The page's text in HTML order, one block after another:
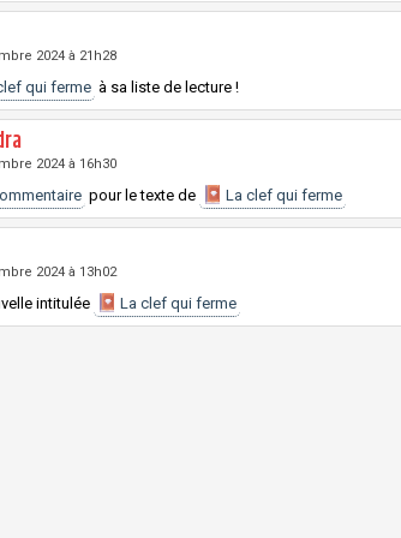
2024 à 21h28
qui ferme à sa liste de lecture !
2024 à 16h30
pour le texte de La clef qui ferme
2024 à 13h02
intitulée La clef qui ferme